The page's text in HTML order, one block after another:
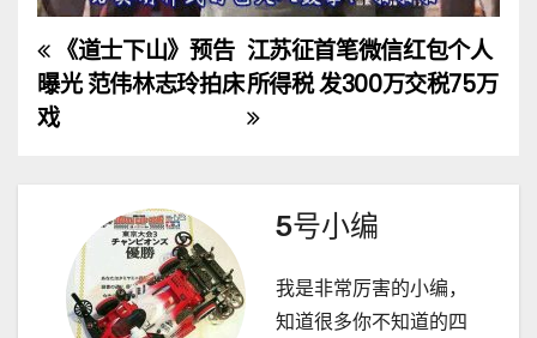
文
章
江苏征首笔微信红包个人
所得税 发300万交税75万
《道士下山》预告
曝光 范伟林志玲拍床
戏
5号小编
我是非常厉害的小编，
知道很多你不知道的四